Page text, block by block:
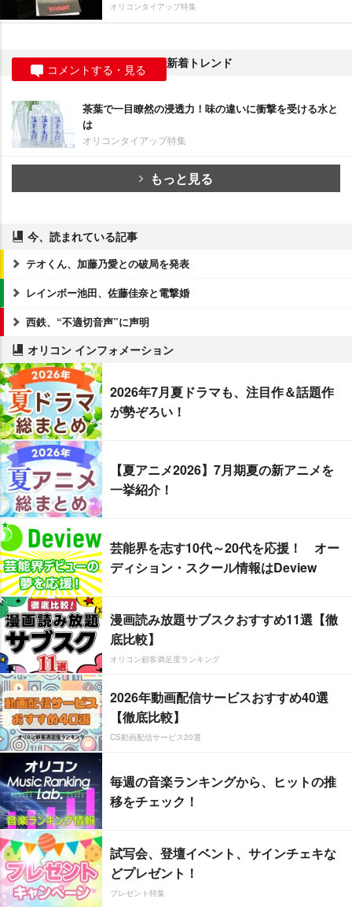
オリコンタイアップ特集
コメントする・見る 新着トレンド
茶葉で一目瞭然の浸透力！味の違いに衝撃を受ける水と
は
オリコンタイアップ特集
もっと見る
今、読まれている記事
テオくん、加藤乃愛との破局を発表
レインボー池田、佐藤佳奈と電撃婚
西鉄、“不適切音声”に声明
オリコン インフォメーション
2026年7月夏ドラマも、注目作＆話題作
が勢ぞろい！
【夏アニメ2026】7月期夏の新アニメを
一挙紹介！
芸能界を志す10代～20代を応援！ オー
ディション・スクール情報はDeview
漫画読み放題サブスクおすすめ11選【徹
底比較】
オリコン顧客満足度ランキング
2026年動画配信サービスおすすめ40選
【徹底比較】
CS動画配信サービス20選
毎週の音楽ランキングから、ヒットの推
移をチェック！
試写会、登壇イベント、サインチェキな
どプレゼント！
プレゼント特集